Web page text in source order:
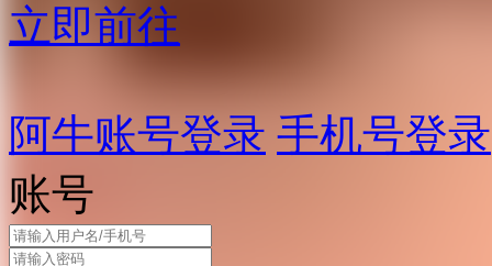
立即前往
阿牛账号登录 手机号登录
账号